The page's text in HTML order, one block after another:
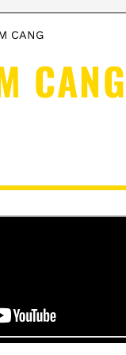
CANG
CANG